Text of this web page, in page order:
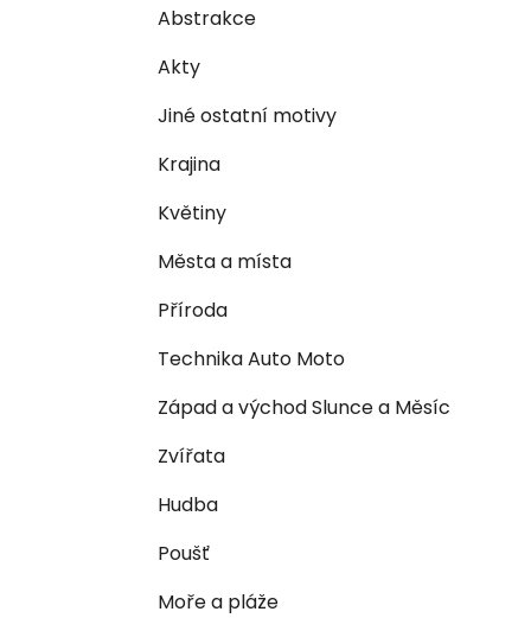
Abstrakce
Akty
Jiné ostatní motivy
Krajina
Květiny
Města a místa
Příroda
Technika Auto Moto
Západ a východ Slunce a Měsíc
Zvířata
Hudba
Poušť
Moře a pláže